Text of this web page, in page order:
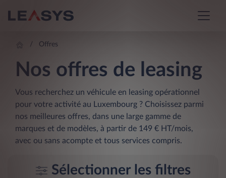
Offres
Nos offres de leasing
Vous recherchez un véhicule en leasing opérationnel
pour votre activité au Luxembourg ? Choisissez parmi
nos meilleures offres, dans une large gamme de
marques et de modèles, à partir de 149 € HT/mois,
avec ou sans acompte et tous services compris.
Sélectionner les filtres